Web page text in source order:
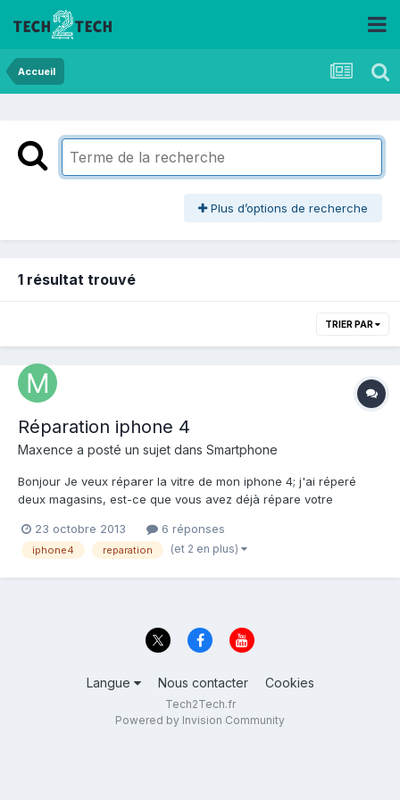
Accueil
Plus d’options de recherche
1 résultat trouvé
TRIER PAR
Réparation iphone 4
Maxence a posté un sujet dans Smartphone
Bonjour Je veux réparer la vitre de mon iphone 4; j'ai réperé
deux magasins, est-ce que vous avez déjà répare votre
23 octobre 2013
6 réponses
iphone4 reparation (et 2 en plus)
Langue Nous contacter Cookies
Tech2Tech.fr
Powered by Invision Community